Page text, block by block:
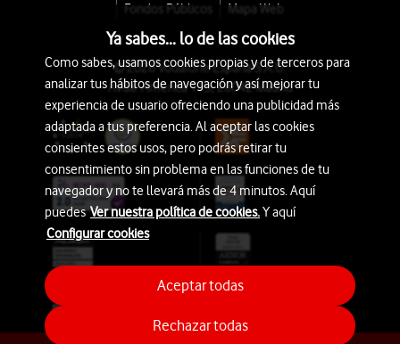
Fondos Públicos
Mapa Web
© 2026 Vodafone España S.A.U.
Avda. América 115, 28042 Madrid
Ya sabes... lo de las cookies
Como sabes, usamos cookies propias y de terceros para
analizar tus hábitos de navegación y así mejorar tu
experiencia de usuario ofreciendo una publicidad más
adaptada a tus preferencia. Al aceptar las cookies
consientes estos usos, pero podrás retirar tu
consentimiento sin problema en las funciones de tu
navegador y no te llevará más de 4 minutos. Aquí
puedesVer nuestra política de cookies.Y aquí
Configurar cookies
Rechazar todas
Aceptar todas